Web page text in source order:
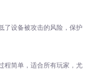
了设备被攻击的风险，保护
程简单，适合所有玩家，尤